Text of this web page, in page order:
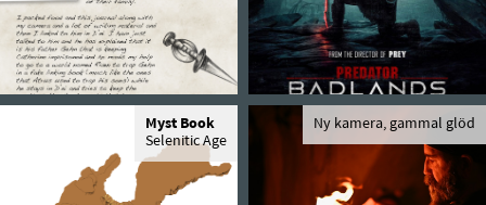
Myst Book
Selenitic Age
Ny kamera, gammal glöd